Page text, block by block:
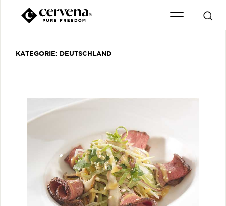
KATEGORIE: DEUTSCHLAND